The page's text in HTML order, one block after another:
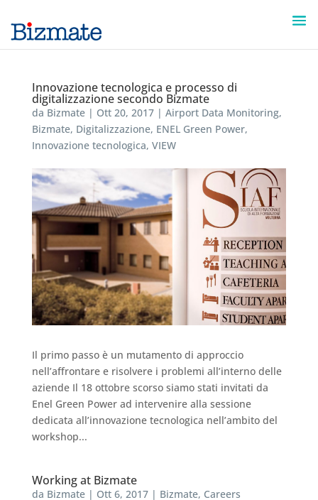
Innovazione tecnologica e processo di
digitalizzazione secondo Bizmate
da Bizmate| Ott 20, 2017| Airport Data Monitoring,
Bizmate, Digitalizzazione, ENEL Green Power,
Innovazione tecnologica, VIEW
Il primo passo è un mutamento di approccio
nell’affrontare e risolvere i problemi all’interno delle
aziende Il 18 ottobre scorso siamo stati invitati da
Enel Green Power ad intervenire alla sessione
dedicata all’innovazione tecnologica nell’ambito del
workshop...
Working at Bizmate
da Bizmate| Ott 6, 2017| Bizmate, Careers